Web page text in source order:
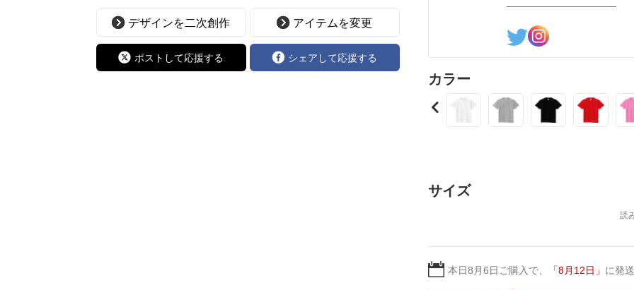
デザインを二次創作 アイテムを変更
ポストして応援する シェアして応援する
様々なデザインを制作
カラー
サイズ
本日8月6日 ご購入で、 「8月12日 」 に発